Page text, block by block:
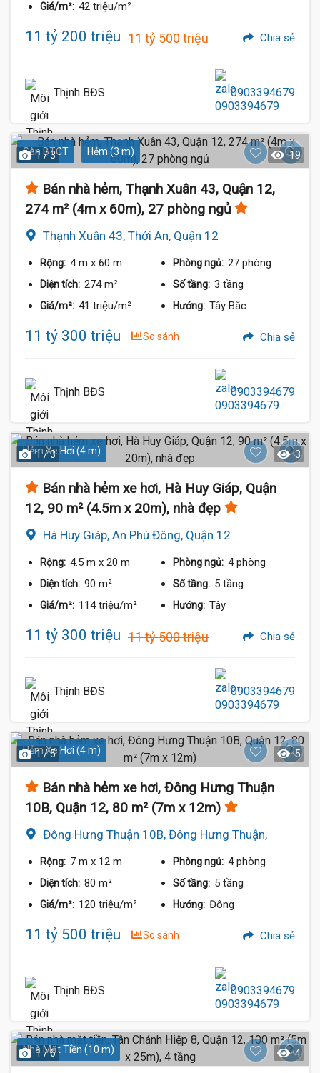
Giá/m²: 42 triệu/m²
11 tỷ 200 triệu 11 tỷ 500 triệu Chia sẻ
Thịnh BĐS 0903394679
Sàn BTCT Hẻm (3 m)
1 / 3 19
Bán nhà hẻm, Thạnh Xuân 43, Quận 12,
274 m² (4m x 60m), 27 phòng ngủ
Thạnh Xuân 43, Thới An, Quận 12
Rộng: 4 m x 60 m Phòng ngủ: 27 phòng
Diện tích: 274 m² Số tầng: 3 tầng
Giá/m²: 41 triệu/m² Hướng: Tây Bắc
11 tỷ 300 triệu So sánh Chia sẻ
Thịnh BĐS 0903394679
Hẻm Xe Hơi (4 m)
1 / 3 3
Bán nhà hẻm xe hơi, Hà Huy Giáp, Quận
12, 90 m² (4.5m x 20m), nhà đẹp
Hà Huy Giáp, An Phú Đông, Quận 12
Rộng: 4.5 m x 20 m Phòng ngủ: 4 phòng
Diện tích: 90 m² Số tầng: 5 tầng
Giá/m²: 114 triệu/m² Hướng: Tây
11 tỷ 300 triệu 11 tỷ 500 triệu Chia sẻ
Thịnh BĐS 0903394679
Hẻm Xe Hơi (4 m)
1 / 5 5
Bán nhà hẻm xe hơi, Đông Hưng Thuận
10B, Quận 12, 80 m² (7m x 12m)
Đông Hưng Thuận 10B, Đông Hưng Thuận,
Rộng: 7 m x 12 m Phòng ngủ: 4 phòng
Diện tích: 80 m² Số tầng: 5 tầng
Giá/m²: 120 triệu/m² Hướng: Đông
11 tỷ 500 triệu So sánh Chia sẻ
Thịnh BĐS 0903394679
Nhà Mặt Tiền (10 m)
1 / 6 4